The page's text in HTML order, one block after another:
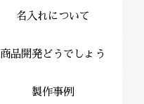
名入れについて
商品開発どうでしょう
製作事例